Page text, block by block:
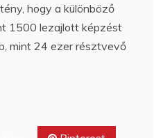
hogy a különböző
1500 lezajlott képzést
mint 24 ezer résztvevő